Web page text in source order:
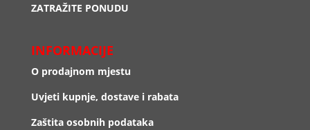
ZATRAŽITE PONUDU
INFORMACIJE
O prodajnom mjestu
Uvjeti kupnje, dostave i rabata
Zaštita osobnih podataka